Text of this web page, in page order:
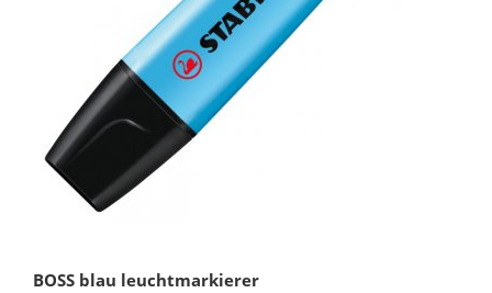
BOSS blau leuchtmarkierer